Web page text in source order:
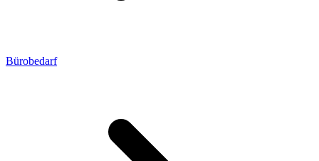
Bürobedarf